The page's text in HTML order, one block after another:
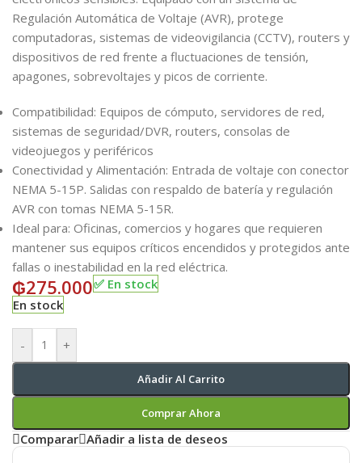
Regulación Automática de Voltaje (AVR), protege
computadoras, sistemas de videovigilancia (CCTV), routers y
dispositivos de red frente a fluctuaciones de tensión,
apagones, sobrevoltajes y picos de corriente.
Compatibilidad: Equipos de cómputo, servidores de red,
sistemas de seguridad/DVR, routers, consolas de
videojuegos y periféricos
Conectividad y Alimentación: Entrada de voltaje con conector
NEMA 5-15P. Salidas con respaldo de batería y regulación
AVR con tomas NEMA 5-15R.
Ideal para: Oficinas, comercios y hogares que requieren
mantener sus equipos críticos encendidos y protegidos ante
fallas o inestabilidad en la red eléctrica.
₲275.000✅ En stock
En stock
- +
Añadir Al Carrito
Comprar Ahora
Comparar Añadir a lista de deseos